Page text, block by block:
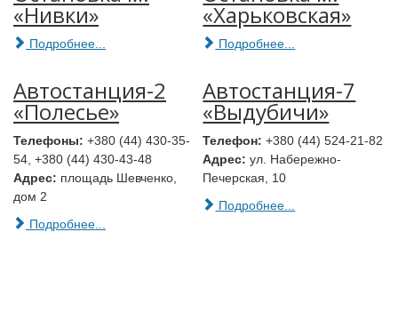
«Нивки»
Подробнее...
«Харьковская»
Подробнее...
Автостанция-2
«Полесье»
Телефоны: +380 (44) 430-35-
54, +380 (44) 430-43-48
Адрес: площадь Шевченко,
дом 2
Подробнее...
Автостанция-7
«Выдубичи»
Телефон: +380 (44) 524-21-82
Адрес: ул. Набережно-
Печерская, 10
Подробнее...